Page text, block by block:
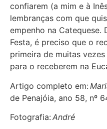
confiarem (a mim e à
lembranças com que
empenho na Catequese.
Festa, é preciso que o
primeira de muitas
para o receberem na
Artigo completo em:
de Penajóia, ano 58, nº
Fotografia: André